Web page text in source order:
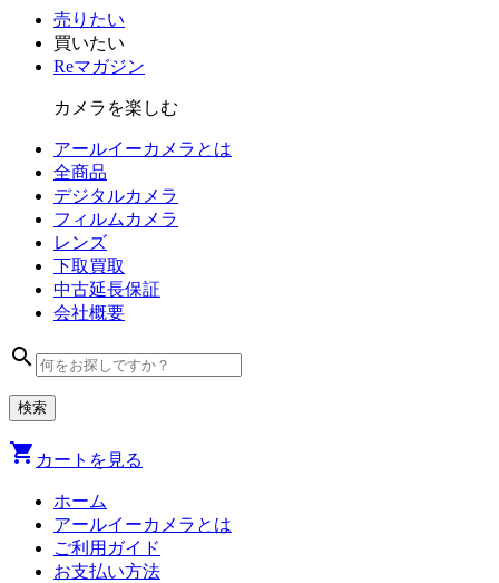
売りたい
買いたい
Reマガジン
カメラを楽しむ
アールイーカメラとは
全商品
デジタルカメラ
フィルム カメラ
レンズ
下取買取
中古延長保証
会社概要
search
shopping_cart カートを見る
ホーム
アールイーカメラとは
ご利用ガイド
お支払い方法